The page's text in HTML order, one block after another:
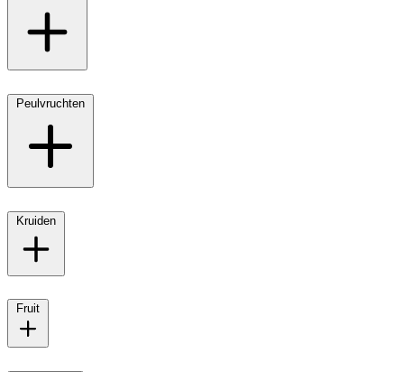
Peulvruchten
Kruiden
Fruit